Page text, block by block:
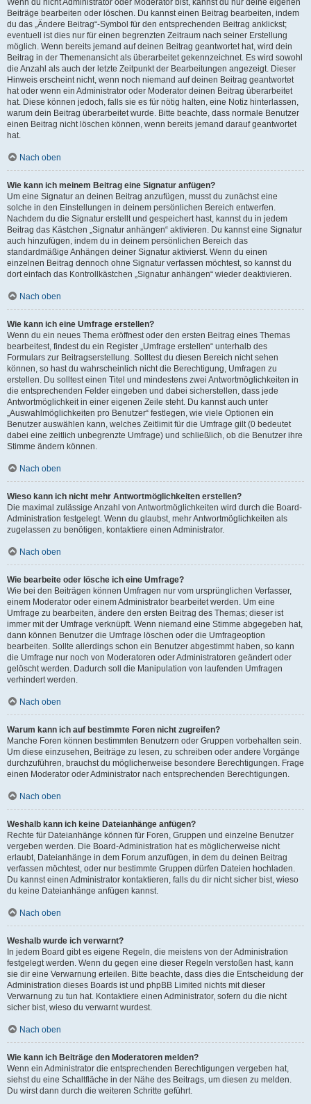
Wenn du nicht Administrator oder Moderator bist, kannst du nur deine eigenen
Beiträge bearbeiten oder löschen. Du kannst einen Beitrag bearbeiten, indem
du das „Ändere Beitrag“-Symbol für den entsprechenden Beitrag anklickst;
eventuell ist dies nur für einen begrenzten Zeitraum nach seiner Erstellung
möglich. Wenn bereits jemand auf deinen Beitrag geantwortet hat, wird dein
Beitrag in der Themenansicht als überarbeitet gekennzeichnet. Es wird sowohl
die Anzahl als auch der letzte Zeitpunkt der Bearbeitungen angezeigt. Dieser
Hinweis erscheint nicht, wenn noch niemand auf deinen Beitrag geantwortet
hat oder wenn ein Administrator oder Moderator deinen Beitrag überarbeitet
hat. Diese können jedoch, falls sie es für nötig halten, eine Notiz hinterlassen,
warum dein Beitrag überarbeitet wurde. Bitte beachte, dass normale Benutzer
einen Beitrag nicht löschen können, wenn bereits jemand darauf geantwortet
hat.
Nach oben
Wie kann ich meinem Beitrag eine Signatur anfügen?
Um eine Signatur an deinen Beitrag anzufügen, musst du zunächst eine
solche in den Einstellungen in deinem persönlichen Bereich entwerfen.
Nachdem du die Signatur erstellt und gespeichert hast, kannst du in jedem
Beitrag das Kästchen „Signatur anhängen“ aktivieren. Du kannst eine Signatur
auch hinzufügen, indem du in deinem persönlichen Bereich das
standardmäßige Anhängen deiner Signatur aktivierst. Wenn du einen
einzelnen Beitrag dennoch ohne Signatur verfassen möchtest, so kannst du
dort einfach das Kontrollkästchen „Signatur anhängen“ wieder deaktivieren.
Nach oben
Wie kann ich eine Umfrage erstellen?
Wenn du ein neues Thema eröffnest oder den ersten Beitrag eines Themas
bearbeitest, findest du ein Register „Umfrage erstellen“ unterhalb des
Formulars zur Beitragserstellung. Solltest du diesen Bereich nicht sehen
können, so hast du wahrscheinlich nicht die Berechtigung, Umfragen zu
erstellen. Du solltest einen Titel und mindestens zwei Antwortmöglichkeiten in
die entsprechenden Felder eingeben und dabei sicherstellen, dass jede
Antwortmöglichkeit in einer eigenen Zeile steht. Du kannst auch unter
„Auswahlmöglichkeiten pro Benutzer“ festlegen, wie viele Optionen ein
Benutzer auswählen kann, welches Zeitlimit für die Umfrage gilt (0 bedeutet
dabei eine zeitlich unbegrenzte Umfrage) und schließlich, ob die Benutzer ihre
Stimme ändern können.
Nach oben
Wieso kann ich nicht mehr Antwortmöglichkeiten erstellen?
Die maximal zulässige Anzahl von Antwortmöglichkeiten wird durch die Board-
Administration festgelegt. Wenn du glaubst, mehr Antwortmöglichkeiten als
zugelassen zu benötigen, kontaktiere einen Administrator.
Nach oben
Wie bearbeite oder lösche ich eine Umfrage?
Wie bei den Beiträgen können Umfragen nur vom ursprünglichen Verfasser,
einem Moderator oder einem Administrator bearbeitet werden. Um eine
Umfrage zu bearbeiten, ändere den ersten Beitrag des Themas; dieser ist
immer mit der Umfrage verknüpft. Wenn niemand eine Stimme abgegeben hat,
dann können Benutzer die Umfrage löschen oder die Umfrageoption
bearbeiten. Sollte allerdings schon ein Benutzer abgestimmt haben, so kann
die Umfrage nur noch von Moderatoren oder Administratoren geändert oder
gelöscht werden. Dadurch soll die Manipulation von laufenden Umfragen
verhindert werden.
Nach oben
Warum kann ich auf bestimmte Foren nicht zugreifen?
Manche Foren können bestimmten Benutzern oder Gruppen vorbehalten sein.
Um diese einzusehen, Beiträge zu lesen, zu schreiben oder andere Vorgänge
durchzuführen, brauchst du möglicherweise besondere Berechtigungen. Frage
einen Moderator oder Administrator nach entsprechenden Berechtigungen.
Nach oben
Weshalb kann ich keine Dateianhänge anfügen?
Rechte für Dateianhänge können für Foren, Gruppen und einzelne Benutzer
vergeben werden. Die Board-Administration hat es möglicherweise nicht
erlaubt, Dateianhänge in dem Forum anzufügen, in dem du deinen Beitrag
verfassen möchtest, oder nur bestimmte Gruppen dürfen Dateien hochladen.
Du kannst einen Administrator kontaktieren, falls du dir nicht sicher bist, wieso
du keine Dateianhänge anfügen kannst.
Nach oben
Weshalb wurde ich verwarnt?
In jedem Board gibt es eigene Regeln, die meistens von der Administration
festgelegt werden. Wenn du gegen eine dieser Regeln verstoßen hast, kann
sie dir eine Verwarnung erteilen. Bitte beachte, dass dies die Entscheidung der
Administration dieses Boards ist und phpBB Limited nichts mit dieser
Verwarnung zu tun hat. Kontaktiere einen Administrator, sofern du die nicht
sicher bist, wieso du verwarnt wurdest.
Nach oben
Wie kann ich Beiträge den Moderatoren melden?
Wenn ein Administrator die entsprechenden Berechtigungen vergeben hat,
siehst du eine Schaltfläche in der Nähe des Beitrags, um diesen zu melden.
Du wirst dann durch die weiteren Schritte geführt.